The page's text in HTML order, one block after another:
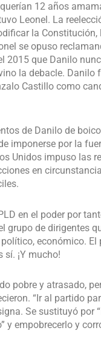
12 años
Leonel. La
la
se opuso
2015 que Danilo
la debacle. Danilo
Castillo como
de Danilo de
imponerse por la
Unidos impuso las
en
en el poder por
grupo de dirigentes
económico. El
sí. ¡Y mucho!
pobre y atrasado,
“Ir al partido
Se sustituyó por
y empobrecerlo y